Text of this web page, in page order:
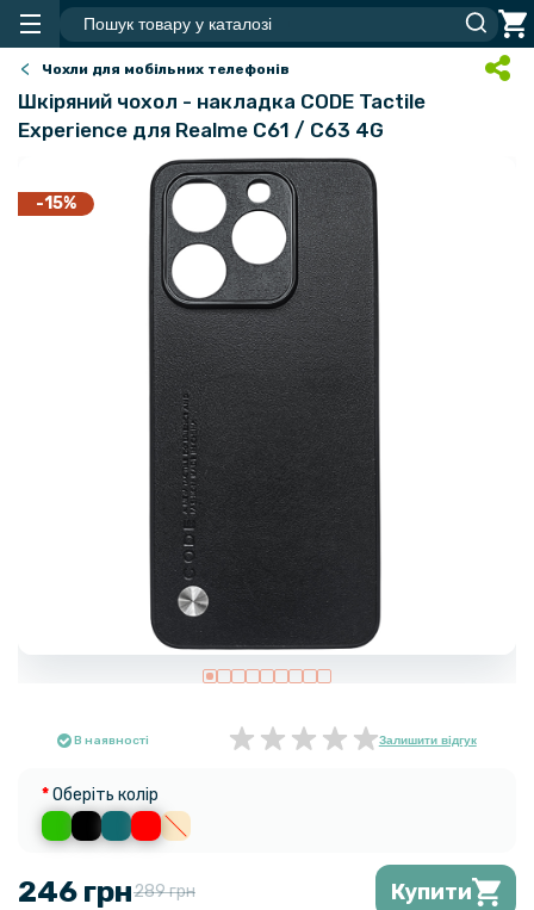
Чохли для мобільних телефонів
Шкіряний чохол - накладка CODE Tactile
Experience для Realme C61 / C63 4G
-15%
В наявності Залишити відгук
Оберіть колір
246 грн289 грн Купити